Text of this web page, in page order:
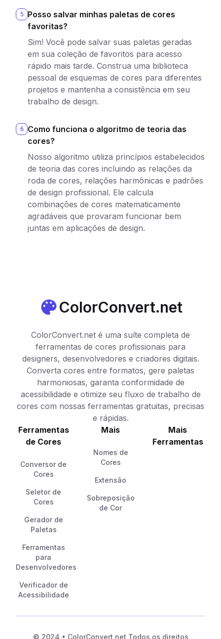
5
Posso salvar minhas paletas de cores
favoritas?
Sim! Você pode salvar suas paletas geradas
em sua coleção de favoritos para acesso
rápido mais tarde. Construa uma biblioteca
pessoal de esquemas de cores para diferentes
projetos e mantenha a consistência em seu
trabalho de design.
6
Como funciona o algoritmo de teoria das
cores?
Nosso algoritmo utiliza princípios estabelecidos
de teoria das cores incluindo as relações da
roda de cores, relações harmônicas e padrões
de design profissional. Ele calcula
combinações de cores matematicamente
agradáveis que provaram funcionar bem
juntas em aplicações de design.
ColorConvert.net
ColorConvert.net é uma suíte completa de
ferramentas de cores profissionais para
designers, desenvolvedores e criadores digitais.
Converta cores entre formatos, gere paletas
harmoniosas, garanta conformidade de
acessibilidade e otimize seu fluxo de trabalho de
cores com nossas ferramentas gratuitas, precisas
e rápidas.
Ferramentas
de Cores
Conversor de
Cores
Seletor de
Cores
Gerador de
Paletas
Ferramentas
para
Desenvolvedores
Verificador de
Acessibilidade
Mais
Nomes de
Cores
Extensão
Sobreposição
de Cor
Mais
Ferramentas
© 2024 • ColorConvert.net Todos os direitos